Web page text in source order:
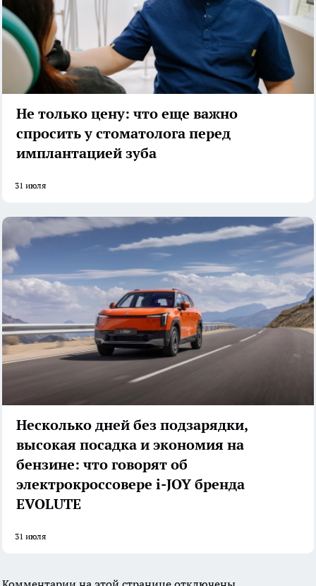
Не только цену: что еще важно
спросить у стоматолога перед
имплантацией зуба
31 июля
Несколько дней без подзарядки,
высокая посадка и экономия на
бензине: что говорят об
электрокроссовере i-JOY бренда
EVOLUTE
31 июля